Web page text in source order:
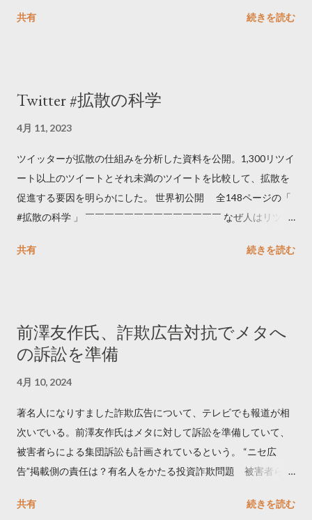
共有
続きを読む
Twitter #拡散の科学
4月 11, 2023
ツイッターが拡散の仕組みを分析した資料を公開。1,300リツイ
ート以上のツイートとそれ未満のツイートを比較して、拡散を
促進する要因を明らかにした。 世界初公開 全148ページの「
#拡散の科学 」 ￣￣￣￣￣￣￣￣￣￣￣￣￣￣ なぜ人はリツイ
学しました。 ー バズの目安は1300リツイート ー 人は16の熱量
トするのか？ https://marketing.twitter.com/ja/insights/kakusan
共有 続きを読む
前澤友作氏、詐欺広告対抗でメタへ
の訴訟を準備
4月 10, 2024
著名人になりすました詐欺広告について、テレビでも報道が相
次いでいる。前澤友作氏はメタに対して訴訟を準備していて、
被害者らによる集団訴訟も計画されているという。 “ニセ広
告”掲載側の責任は？有名人をかたる投資詐欺問題 被害者らが
https://newsdig.tbs.co.jp/articles/-/1091835 なぜなくならな
共有 続きを読む